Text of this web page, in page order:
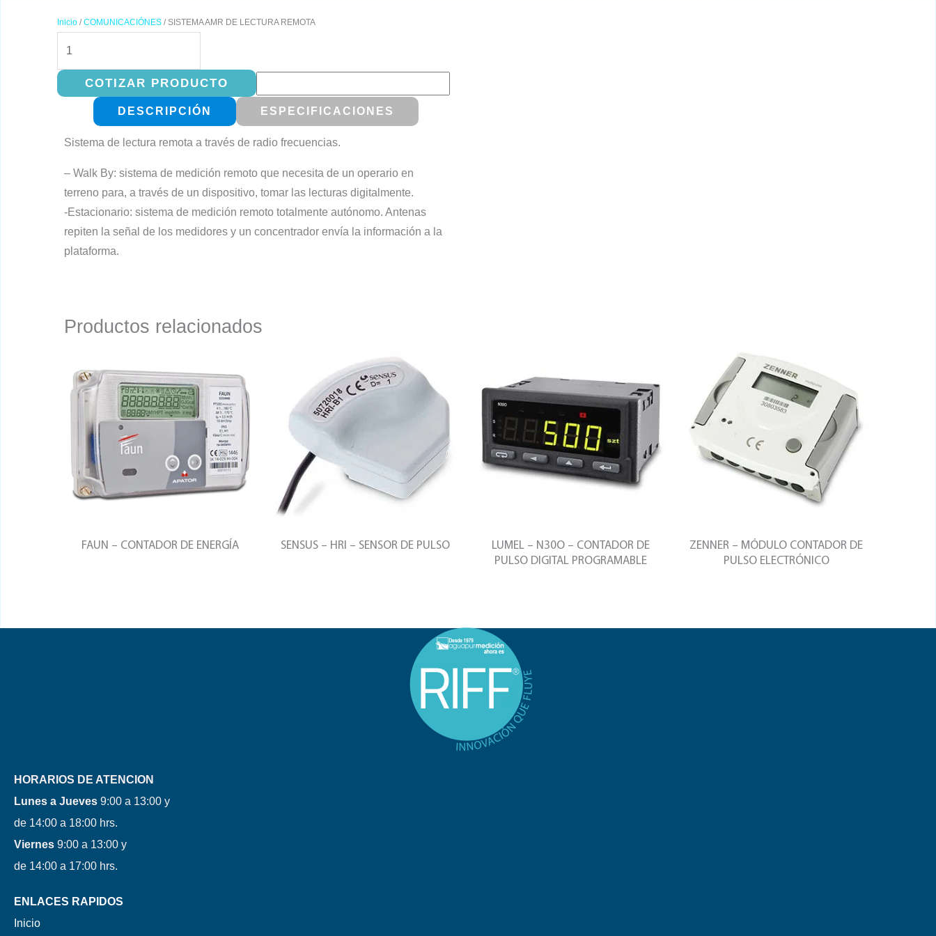
Inicio /COMUNICACIÓNES / SISTEMA AMR DE LECTURA REMOTA
DE
LECTURA
REMOTA
cantidad
COTIZAR PRODUCTO
DESCRIPCIÓN ESPECIFICACIONES
Sistema de lectura remota a través de radio frecuencias.
– Walk By: sistema de medición remoto que necesita de un operario en
terreno para, a través de un dispositivo, tomar las lecturas digitalmente.
-Estacionario: sistema de medición remoto totalmente autónomo. Antenas
repiten la señal de los medidores y un concentrador envía la información a la
plataforma.
Productos relacionados
FAUN – CONTADOR DE ENERGÍA SENSUS – HRI – SENSOR DE PULSO
LUMEL – N30O – CONTADOR DE
PULSO DIGITAL PROGRAMABLE
ZENNER – MÓDULO CONTADOR DE
PULSO ELECTRÓNICO
HORARIOS DE ATENCION
Lunes a Jueves 9:00 a 13:00 y
de 14:00 a 18:00 hrs.
Viernes 9:00 a 13:00 y
de 14:00 a 17:00 hrs.
ENLACES RAPIDOS
Inicio